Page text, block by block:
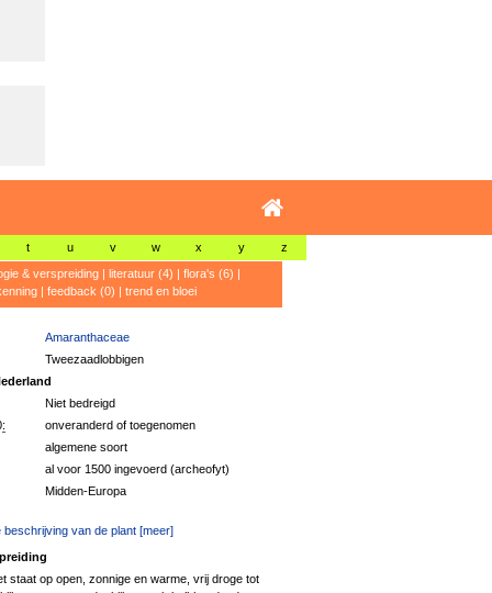
t u v w x y z
& verspreiding| literatuur (4) | flora's (6) |
| feedback (0) | trend en bloei
Amaranthaceae
Tweezaadlobbigen
Niet bedreigd
onveranderd of toegenomen
algemene soort
al voor 1500 ingevoerd (archeofyt)
Midden-Europa
beschrijving van de plant [meer]
staat op open, zonnige en warme, vrij droge tot